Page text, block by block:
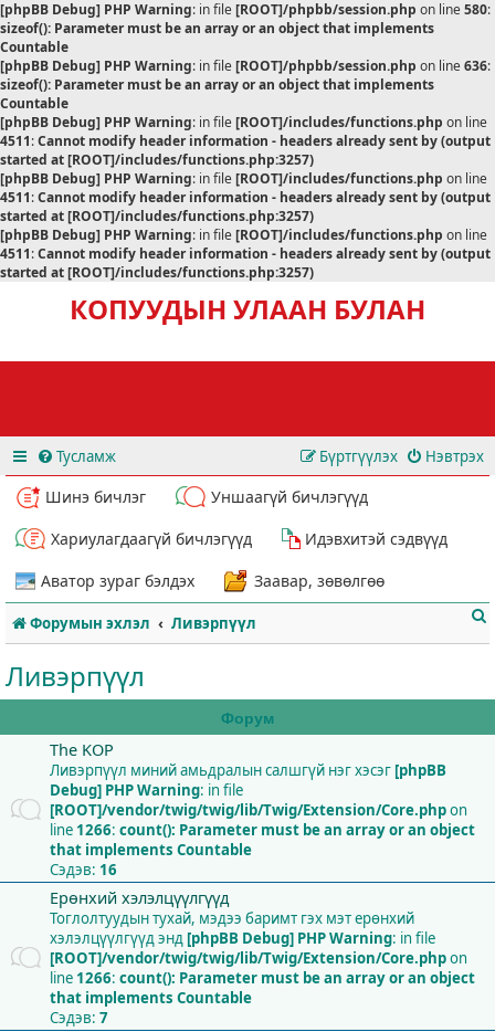
[phpBB Debug] PHP Warning: in file[ROOT]/phpbb/session.php on line580:
sizeof(): Parameter must be an array or an object that implements
Countable
[phpBB Debug] PHP Warning: in file[ROOT]/phpbb/session.php on line636:
sizeof(): Parameter must be an array or an object that implements
Countable
[phpBB Debug] PHP Warning: in file[ROOT]/includes/functions.php on line
4511:Cannot modify header information - headers already sent by (output
started at [ROOT]/includes/functions.php:3257)
[phpBB Debug] PHP Warning: in file[ROOT]/includes/functions.php on line
4511:Cannot modify header information - headers already sent by (output
started at [ROOT]/includes/functions.php:3257)
[phpBB Debug] PHP Warning: in file[ROOT]/includes/functions.php on line
4511:Cannot modify header information - headers already sent by (output
started at [ROOT]/includes/functions.php:3257)
КОПУУДЫН УЛААН БУЛАН
Тусламж Нэвтрэх
Бүртгүүлэх
Шинэ бичлэг
Уншаагүй бичлэгүүд
Хариулагдаагүй бичлэгүүд
Идэвхитэй сэдвүүд
Аватор зураг бэлдэх
Заавар, зөвөлгөө
Форумын эхлэл Ливэрпүүл
Ливэрпүүл
Форум
The KOP
Ливэрпүүл миний амьдралын салшгүй нэг хэсэг [phpBB
Debug] PHP Warning: in file
[ROOT]/vendor/twig/twig/lib/Twig/Extension/Core.phpon
line 1266: count(): Parameter must be an array or an object
that implements Countable
Сэдэв: 16
Ерөнхий хэлэлцүүлгүүд
Тоглолтуудын тухай, мэдээ баримт гэх мэт ерөнхий
хэлэлцүүлгүүд энд [phpBB Debug] PHP Warning: in file
[ROOT]/vendor/twig/twig/lib/Twig/Extension/Core.phpon
line 1266: count(): Parameter must be an array or an object
that implements Countable
Сэдэв: 7